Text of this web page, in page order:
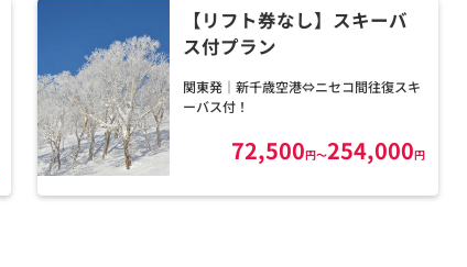
検索
【リフト券なし】スキーバ
ス付プラン
72,500円～254,000円
関東発｜新千歳空港⇔ニセコ間往復スキ
ーバス付！